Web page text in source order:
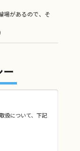
場があるので、そ
扱について、下記